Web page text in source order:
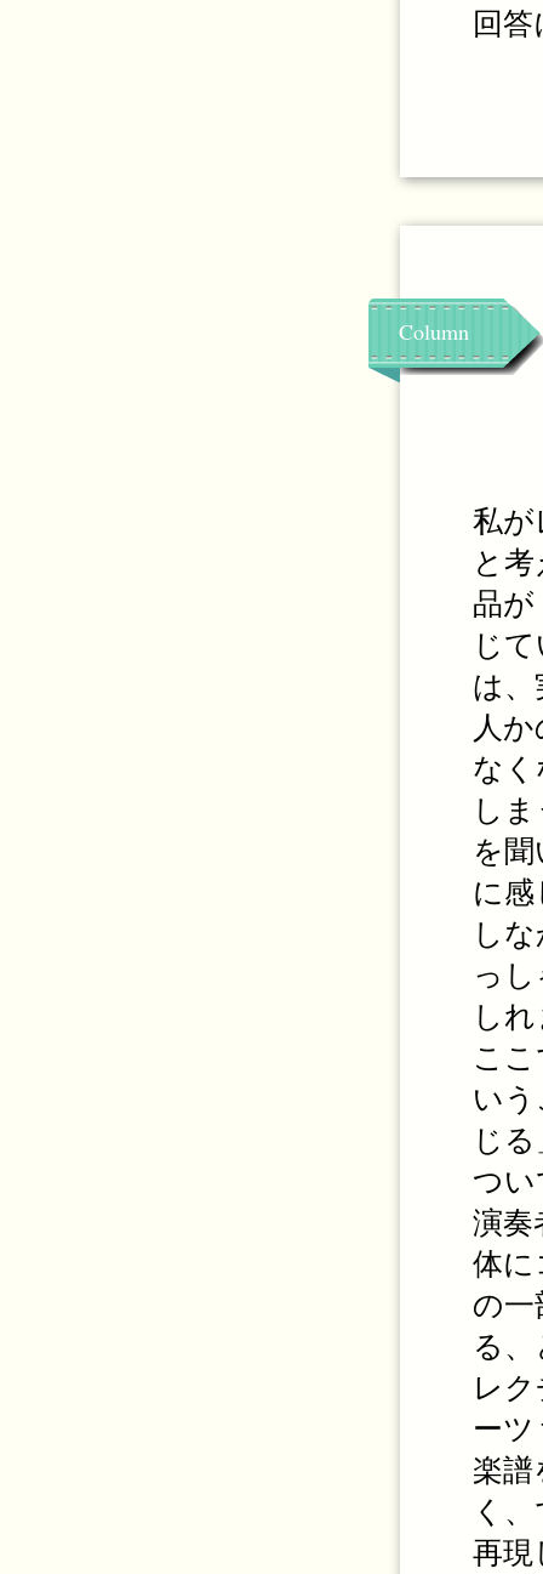
回
Column
私が
と
品
じ
は
人
な
し
を
に
し
っ
し
こ
い
じ
つ
演奏
体に
の
る
レ
ー
楽
く
再現